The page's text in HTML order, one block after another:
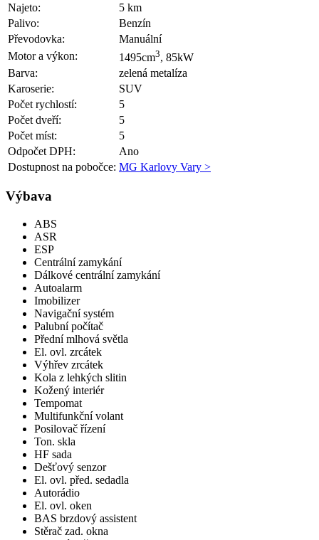
Najeto:
5 km
Palivo:
Benzín
Převodovka:
Manuální
Motor a výkon:
1495cm3, 85kW
Barva:
zelená metalíza
Karoserie:
SUV
Počet rychlostí:
5
Počet dveří:
5
Počet míst:
5
Odpočet DPH:
Ano
Dostupnost na pobočce: MG Karlovy Vary >
Výbava
ABS
ASR
ESP
Centrální zamykání
Dálkové centrální zamykání
Autoalarm
Imobilizer
Navigační systém
Palubní počítač
Přední mlhová světla
El. ovl. zrcátek
Výhřev zrcátek
Kola z lehkých slitin
Kožený interiér
Tempomat
Multifunkční volant
Posilovač řízení
Ton. skla
HF sada
Dešťový senzor
El. ovl. před. sedadla
Autorádio
El. ovl. oken
BAS brzdový assistent
Stěrač zad. okna